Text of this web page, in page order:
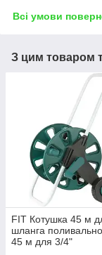
Всі умови
З цим товаром
FIT Котушка 45 м
шланга
45 м для 3/4"